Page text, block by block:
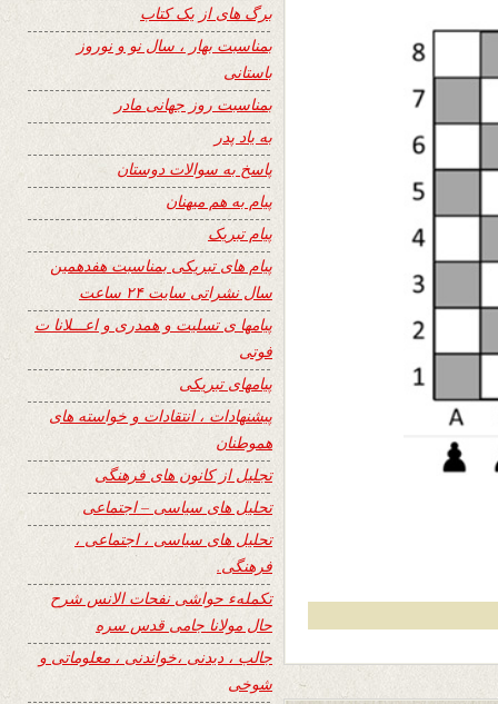
برگ های از یک کتاب
بمناسبت بهار ، سال نو و نوروز
باستانی
بمناسبت روز جهانی مادر
به یاد پدر
پاسخ به سوالات دوستان
پیام به هم میهنان
پیام تبریک
پیام های تبریکی بمناسبت هفدهمین
سال نشراتی سایت ۲۴ ساعت
پیامها ی تسلیت و همدری و اعـــلانا ت
فوتی
پیامهای تبریکی
پیشنهادات ، انتقادات و خواسته های
هموطنان
تجلیل از کانون های فرهنگی
تحلیل های سیاسی – اجتماعی
تحلیل های سیاسی ، اجتماعی ،
فرهنگی.
تکملهء حواشی نفحات الانس شرح
حال مولانا جامی قدس سره
جالب ، دیدنی ،خواندنی ، معلوماتی و
شوخی